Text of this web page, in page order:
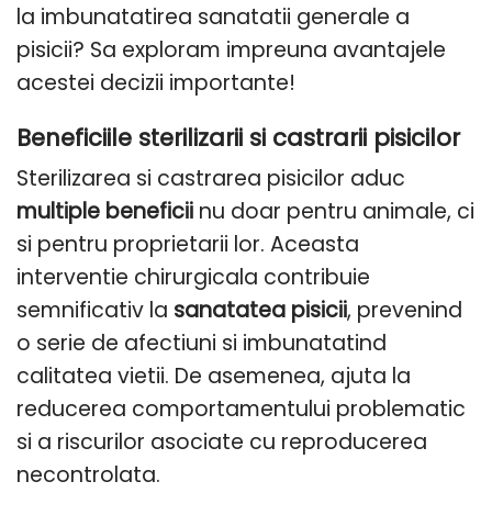
la imbunatatirea sanatatii generale a
pisicii? Sa exploram impreuna avantajele
acestei decizii importante!
Beneficiile sterilizarii si castrarii pisicilor
Sterilizarea si castrarea pisicilor aduc
multiple beneficii nu doar pentru animale, ci
si pentru proprietarii lor. Aceasta
interventie chirurgicala contribuie
semnificativ la sanatatea pisicii, prevenind
o serie de afectiuni si imbunatatind
calitatea vietii. De asemenea, ajuta la
reducerea comportamentului problematic
si a riscurilor asociate cu reproducerea
necontrolata.